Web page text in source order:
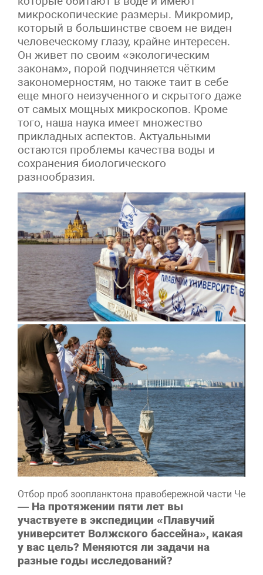
микроскопические размеры. Микромир,
который в большинстве своем не виден
человеческому глазу, крайне интересен.
Он живет по своим «экологическим
законам», порой подчиняется чётким
закономерностям, но также таит в себе
еще много неизученного и скрытого даже
от самых мощных микроскопов. Кроме
того, наша наука имеет множество
прикладных аспектов. Актуальными
остаются проблемы качества воды и
сохранения биологического
разнообразия.
Отбор проб зоопланктона правобережной части
— На протяжении пяти лет вы
участвуете в экспедиции «Плавучий
университет Волжского бассейна», какая
у вас цель? Меняются ли задачи на
разные годы исследований?